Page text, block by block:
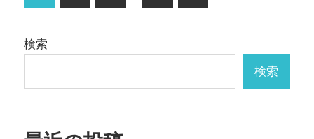
稿
の
ジ
の
事
検索
検索